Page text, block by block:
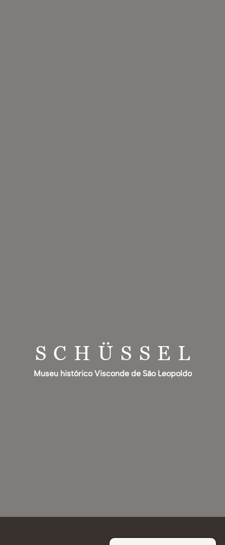
SCHÜSSEL
Museu histórico Visconde de São Leopoldo